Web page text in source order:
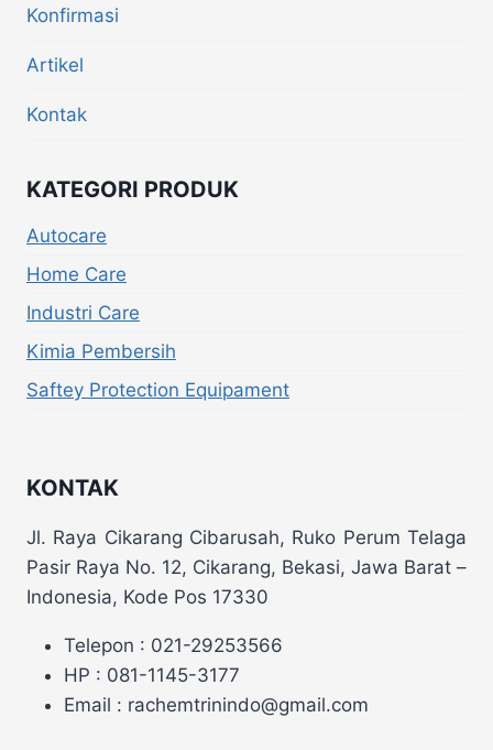
Konfirmasi
Artikel
Kontak
KATEGORI PRODUK
Autocare
Home Care
Industri Care
Kimia Pembersih
Saftey Protection Equipament
KONTAK
Jl. Raya Cikarang Cibarusah, Ruko Perum Telaga
Pasir Raya No. 12, Cikarang, Bekasi, Jawa Barat –
Indonesia, Kode Pos 17330
Telepon : 021-29253566
HP : 081-1145-3177
Email : rachemtrinindo@gmail.com